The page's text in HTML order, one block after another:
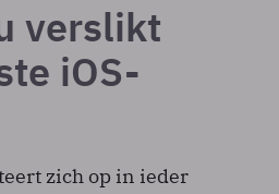
verslikt
iOS-
zich op in ieder